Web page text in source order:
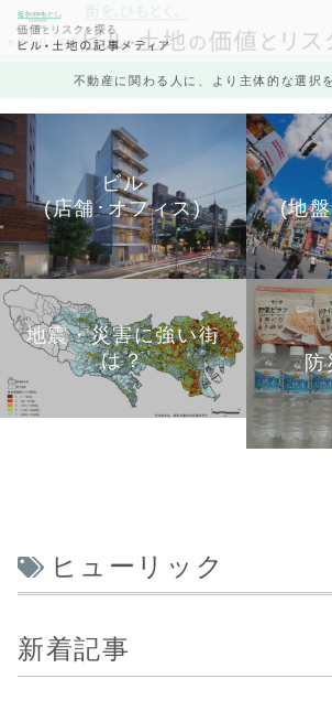
不動産に関わる人に、より主体的な選択
ビル
(店舗･オフィス)
(地
地震・災害に強い街
は？
防
ヒューリック
新着記事
カテゴリ一覧